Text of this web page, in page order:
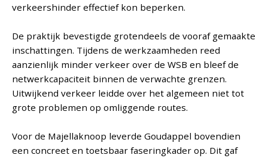
verkeershinder effectief kon beperken.
De praktijk bevestigde grotendeels de vooraf gemaakte
inschattingen. Tijdens de werkzaamheden reed
aanzienlijk minder verkeer over de WSB en bleef de
netwerkcapaciteit binnen de verwachte grenzen.
Uitwijkend verkeer leidde over het algemeen niet tot
grote problemen op omliggende routes.
Voor de Majellaknoop leverde Goudappel bovendien
een concreet en toetsbaar faseringkader op. Dit gaf